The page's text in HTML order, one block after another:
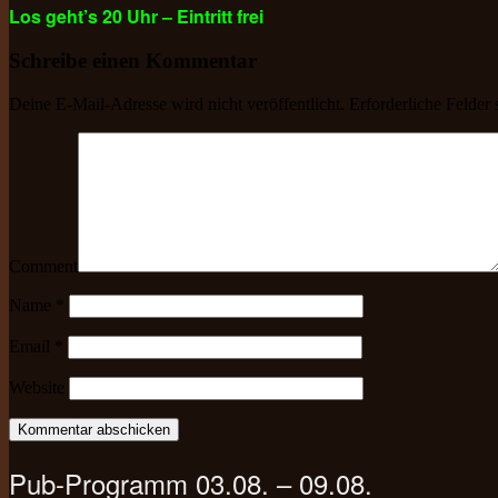
Los geht’s 20 Uhr – Eintritt frei
Schreibe einen Kommentar
Deine E-Mail-Adresse wird nicht veröffentlicht. Erforderliche Felder
Comment
Name
Email
Website
Pub-Programm 03.08. – 09.08.